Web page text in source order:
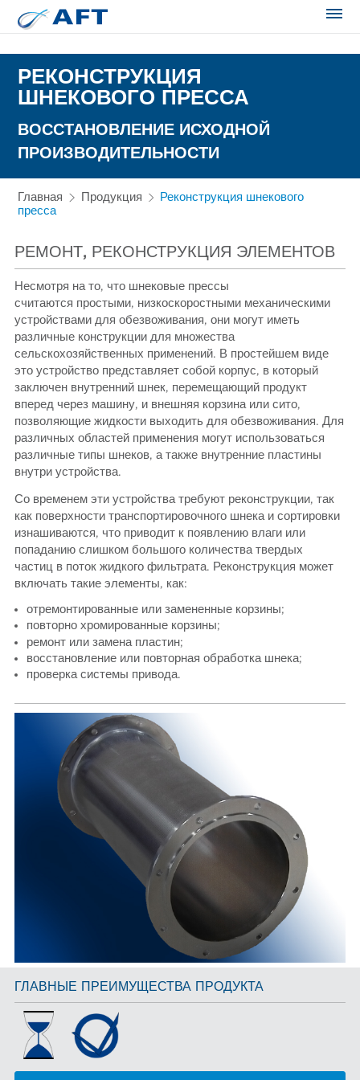
РЕКОНСТРУКЦИЯ
ШНЕКОВОГО ПРЕССА
ВОССТАНОВЛЕНИЕ ИСХОДНОЙ
ПРОИЗВОДИТЕЛЬНОСТИ
Главная Продукция
Реконструкция шнекового
пресса
РЕМОНТ, РЕКОНСТРУКЦИЯ ЭЛЕМЕНТОВ
Несмотря на то, что шнековые прессы
считаются простыми, низкоскоростными механическими
устройствами для обезвоживания, они могут иметь
различные конструкции для множества
сельскохозяйственных применений. В простейшем виде
это устройство представляет собой корпус, в который
заключен внутренний шнек, перемещающий продукт
вперед через машину, и внешняя корзина или сито,
позволяющие жидкости выходить для обезвоживания. Для
различных областей применения могут использоваться
различные типы шнеков, а также внутренние пластины
внутри устройства.
Со временем эти устройства требуют реконструкции, так
как поверхности транспортировочного шнека и сортировки
изнашиваются, что приводит к появлению влаги или
попаданию слишком большого количества твердых
частиц в поток жидкого фильтрата. Реконструкция может
включать такие элементы, как:
отремонтированные или замененные корзины;
повторно хромированные корзины;
ремонт или замена пластин;
восстановление или повторная обработка шнека;
проверка системы привода.
ГЛАВНЫЕ ПРЕИМУЩЕСТВА ПРОДУКТА